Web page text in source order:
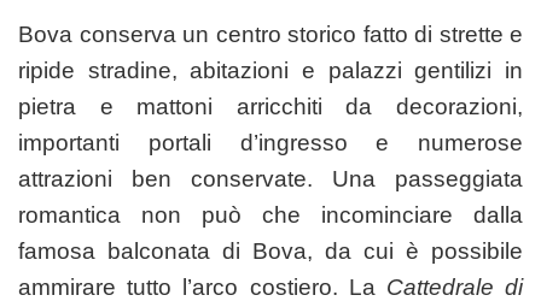
Bova conserva un centro storico fatto di strette e
ripide stradine, abitazioni e palazzi gentilizi in
pietra e mattoni arricchiti da decorazioni,
importanti portali d’ingresso e numerose
attrazioni ben conservate. Una passeggiata
romantica non può che incominciare dalla
famosa balconata di Bova, da cui è possibile
ammirare tutto l’arco costiero. La Cattedrale di